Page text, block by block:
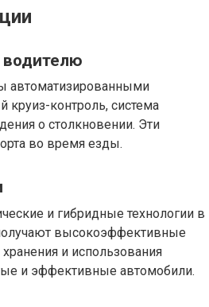
контроль, система
о столкновении. Эти
во время езды.
и гибридные технологии в
высокоэффективные
и использования
и эффективные автомобили.